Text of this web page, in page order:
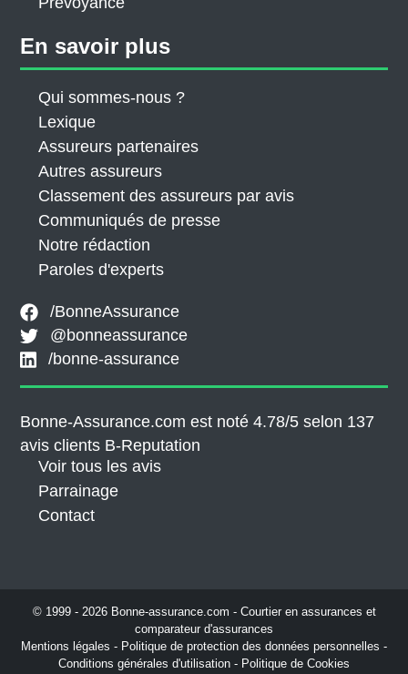
En savoir plus
Qui sommes-nous ?
Lexique
Assureurs partenaires
Autres assureurs
Classement des assureurs par avis
Communiqués de presse
Notre rédaction
Paroles d'experts
/BonneAssurance
@bonneassurance
/bonne-assurance
Bonne-Assurance.com est noté 4.78/5 selon 137
avis clients B-Reputation
Voir tous les avis
Parrainage
Contact
© 1999 - 2026 Bonne-assurance.com - Courtier en assurances et
comparateur d'assurances
Mentions légales - Politique de protection des données personnelles -
Conditions générales d'utilisation - Politique de Cookies